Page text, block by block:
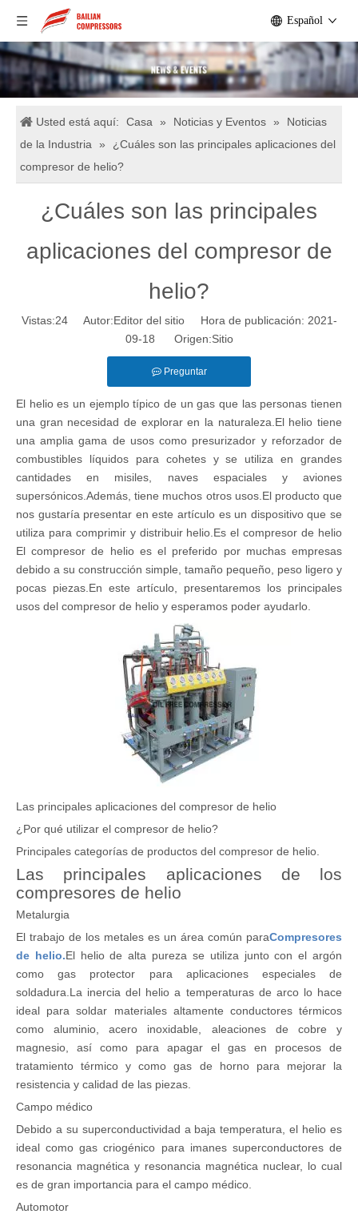
Español
Usted está aquí: Casa » Noticias y Eventos »
Noticias
de la Industria
»
¿Cuáles son las principales aplicaciones del
compresor de helio?
¿Cuáles son las principales
aplicaciones del compresor de
helio?
Vistas:24Autor:Editor del sitio Hora de publicación: 2021-
09-18 Origen:Sitio
Preguntar
El helio es un ejemplo típico de un gas que las personas tienen
una gran necesidad de explorar en la naturaleza.El helio tiene
una amplia gama de usos como presurizador y reforzador de
combustibles líquidos para cohetes y se utiliza en grandes
cantidades en misiles, naves espaciales y aviones
supersónicos.Además, tiene muchos otros usos.El producto que
nos gustaría presentar en este artículo es un dispositivo que se
utiliza para comprimir y distribuir helio.Es el compresor de helio
El compresor de helio es el preferido por muchas empresas
debido a su construcción simple, tamaño pequeño, peso ligero y
pocas piezas.En este artículo, presentaremos los principales
usos del compresor de helio y esperamos poder ayudarlo.
Las principales aplicaciones del compresor de helio
¿Por qué utilizar el compresor de helio?
Principales categorías de productos del compresor de helio.
Las principales aplicaciones de los
compresores de helio
Metalurgia
El trabajo de los metales es un área común paraCompresores
de helio.El helio de alta pureza se utiliza junto con el argón
como gas protector para aplicaciones especiales de
soldadura.La inercia del helio a temperaturas de arco lo hace
ideal para soldar materiales altamente conductores térmicos
como aluminio, acero inoxidable, aleaciones de cobre y
magnesio, así como para apagar el gas en procesos de
tratamiento térmico y como gas de horno para mejorar la
resistencia y calidad de las piezas.
Campo médico
Debido a su superconductividad a baja temperatura, el helio es
ideal como gas criogénico para imanes superconductores de
resonancia magnética y resonancia magnética nuclear, lo cual
es de gran importancia para el campo médico.
Automotor